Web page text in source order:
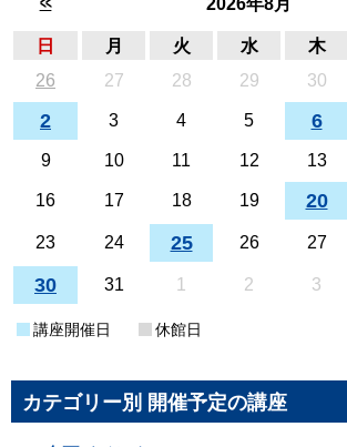
2026年8月
日 月 火 水 木
26
27 28 29 30
2 3 4 5 6
9 10 11 12 13
16 17 18 19 20
23 24 25 26 27
30 31 1 2 3
講座開催日 休館日
カテゴリー別 開催予定の講座